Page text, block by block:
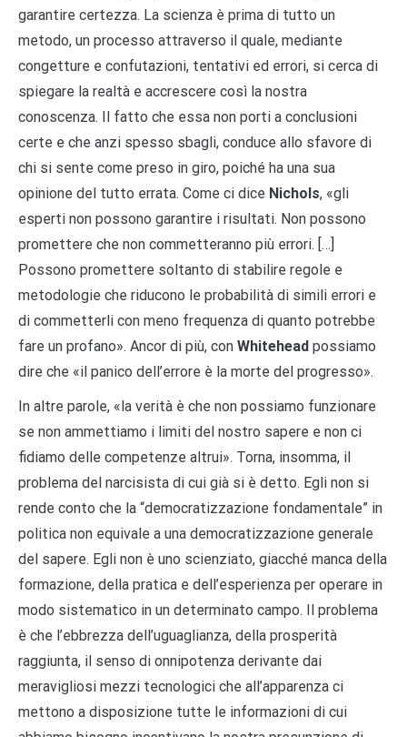
garantire certezza. La scienza è prima di tutto un
metodo, un processo attraverso il quale, mediante
congetture e confutazioni, tentativi ed errori, si cerca di
spiegare la realtà e accrescere così la nostra
conoscenza. Il fatto che essa non porti a conclusioni
certe e che anzi spesso sbagli, conduce allo sfavore di
chi si sente come preso in giro, poiché ha una sua
opinione del tutto errata. Come ci dice Nichols, «gli
esperti non possono garantire i risultati. Non possono
promettere che non commetteranno più errori. […]
Possono promettere soltanto di stabilire regole e
metodologie che riducono le probabilità di simili errori e
di commetterli con meno frequenza di quanto potrebbe
fare un profano». Ancor di più, con Whitehead possiamo
dire che «il panico dell’errore è la morte del progresso».
In altre parole, «la verità è che non possiamo funzionare
se non ammettiamo i limiti del nostro sapere e non ci
fidiamo delle competenze altrui». Torna, insomma, il
problema del narcisista di cui già si è detto. Egli non si
rende conto che la “democratizzazione fondamentale” in
politica non equivale a una democratizzazione generale
del sapere. Egli non è uno scienziato, giacché manca della
formazione, della pratica e dell’esperienza per operare in
modo sistematico in un determinato campo. Il problema
è che l’ebbrezza dell’uguaglianza, della prosperità
raggiunta, il senso di onnipotenza derivante dai
meravigliosi mezzi tecnologici che all’apparenza ci
mettono a disposizione tutte le informazioni di cui